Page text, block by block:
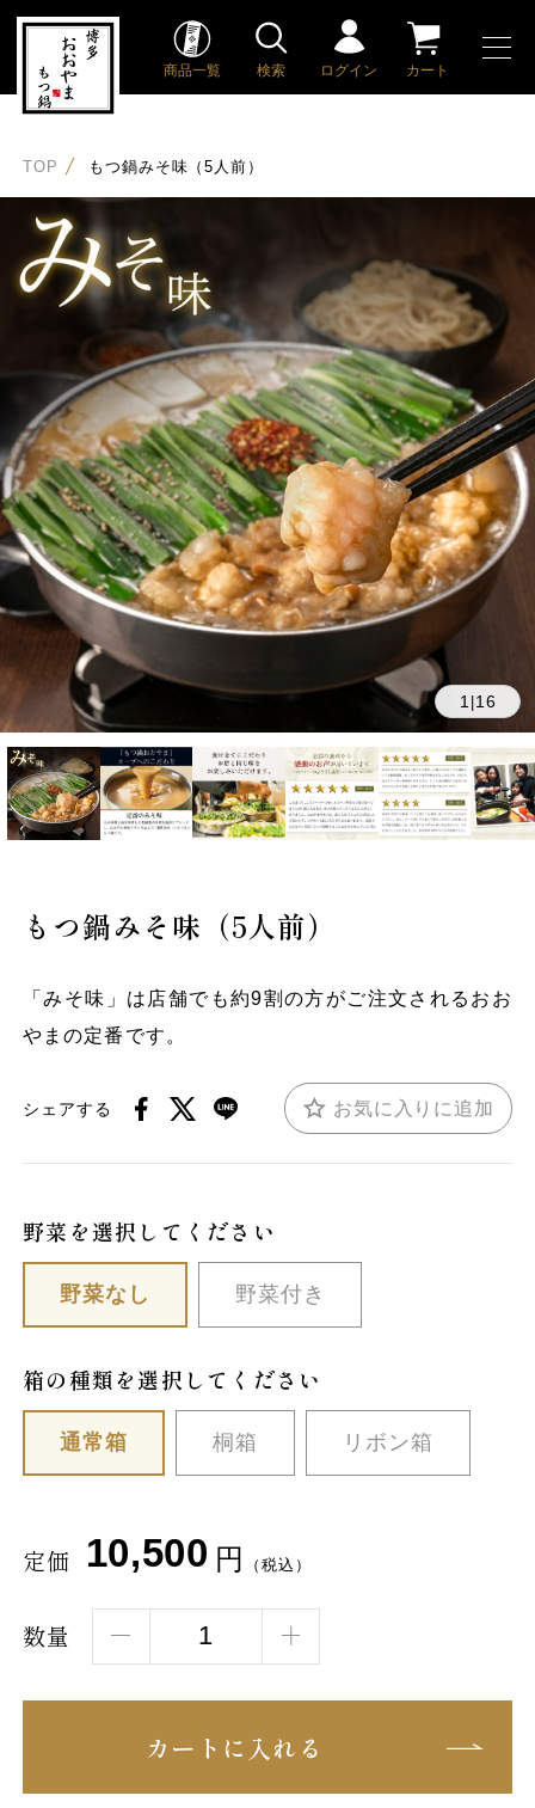
商品一覧 検索 ログイン カート
TOP もつ鍋みそ味（5人前）
1 |16
もつ鍋みそ味（5人前）
「みそ味」は店舗でも約9割の方がご注文されるおお
やまの定番です。
シェアする お気に入りに追加
野菜を選択してください
野菜なし 野菜付き
箱の種類を選択してください
通常箱 桐箱 リボン箱
定価 10,500 円 （税込）
数量
カートに入れる